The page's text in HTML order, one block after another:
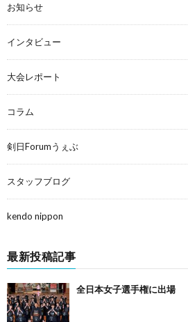
お知らせ
インタビュー
大会レポート
コラム
剣日Forumうぇぶ
スタッフブログ
kendo nippon
最新投稿記事
全日本女子選手権に出場